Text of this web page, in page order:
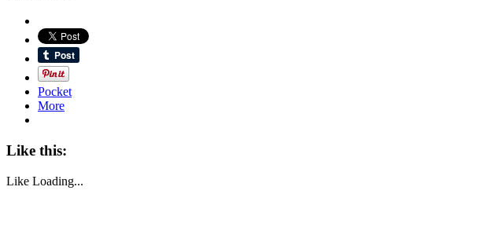
Pocket
More
Like this:
Like Loading...